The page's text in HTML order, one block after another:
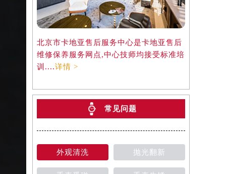
北京市卡地亚售后服务中心是卡地亚售后
维修保养服务网点,中心技师均接受标准培
训....详情 >
常见问题
外观清洗 抛光翻新